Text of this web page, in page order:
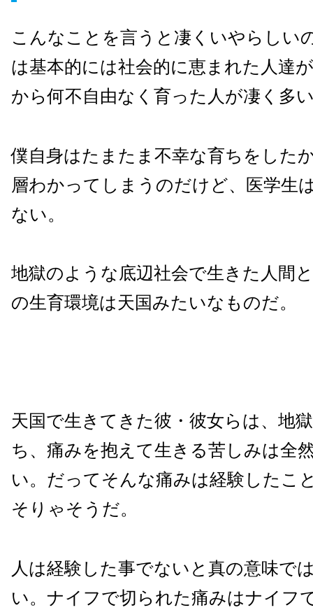
こんなことを言うと凄くいやらしい
は基本的には社会的に恵まれた人達
から何不自由なく育った人が凄く多
僕自身はたまたま不幸な育ちをした
層わかってしまうのだけど、医学生
ない。
地獄のような底辺社会で生きた人間
の生育環境は天国みたいなものだ。
天国で生きてきた彼・彼女らは、地
ち、痛みを抱えて生きる苦しみは全
い。だってそんな痛みは経験したこ
そりゃそうだ。
人は経験した事でないと真の意味で
い。ナイフで切られた痛みはナイフ